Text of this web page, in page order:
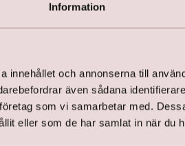
Information
innehållet och annonserna till
även sådana
som vi samarbetar med.
eller som de har samlat in när du
löst sittande brudklänningar